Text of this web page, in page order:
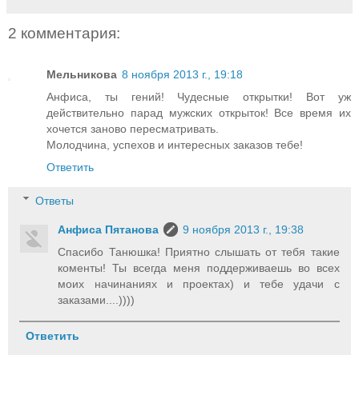
2 комментария:
Мельникова 8 ноября 2013 г., 19:18
Анфиса, ты гений! Чудесные открытки! Вот уж
действительно парад мужских открыток! Все время их
хочется заново пересматривать.
Молодчина, успехов и интересных заказов тебе!
Ответить
Ответы
Анфиса Пятанова
9 ноября 2013 г., 19:38
Спасибо Танюшка! Приятно слышать от тебя такие
коменты! Ты всегда меня поддерживаешь во всех
моих начинаниях и проектах) и тебе удачи с
заказами....))))
Ответить